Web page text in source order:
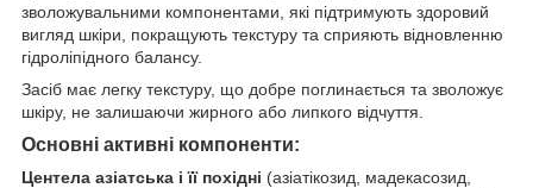
зволожувальними компонентами, які підтримують здоровий
вигляд шкіри, покращують текстуру та сприяють відновленню
гідроліпідного балансу.
Засіб має легку текстуру, що добре поглинається та зволожує
шкіру, не залишаючи жирного або липкого відчуття.
Основні активні компоненти:
Центела азіатська і її похідні (азіатікозид, мадекасозид,